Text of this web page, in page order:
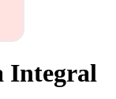
Integral